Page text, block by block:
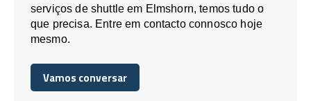
serviços de shuttle em Elmshorn, temos tudo o
que precisa. Entre em contacto connosco hoje
mesmo.
Vamos conversar
Vamos conversar